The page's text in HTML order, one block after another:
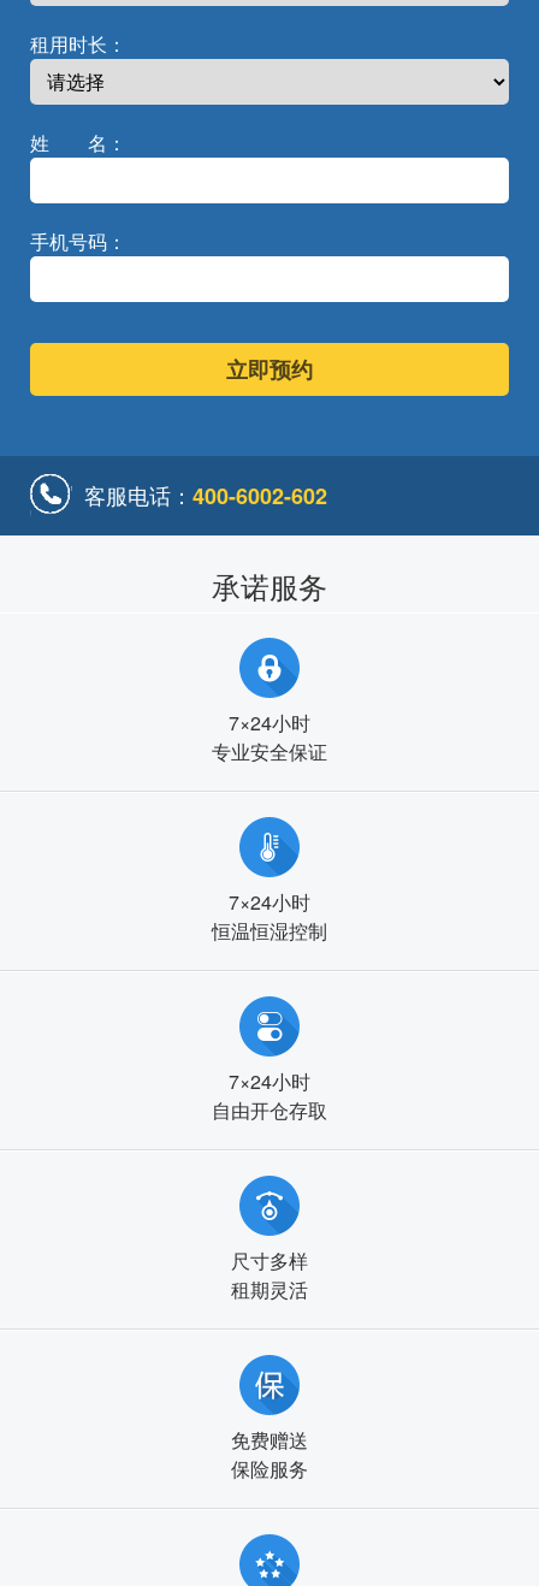
租用时长：
姓 名：
手机号码：
立即预约
客服电话： 400-6002-602
承诺服务
7×24小时
专业安全保证
7×24小时
恒温恒湿控制
7×24小时
自由开仓存取
尺寸多样
租期灵活
免费赠送
保险服务